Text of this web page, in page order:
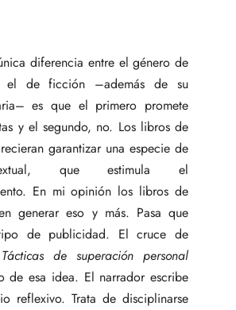
diferencia entre el género de
el de ficción –además de su
es que el primero promete
y el segundo, no. Los libros de
garantizar una especie de
que estimula el
En mi opinión los libros de
generar eso y más. Pasa que
de publicidad. El cruce de
Tácticas de superación personal
de esa idea. El narrador escribe
reflexivo. Trata de disciplinarse